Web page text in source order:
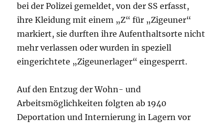
bei der Polizei gemeldet, von der SS erfasst,
ihre Kleidung mit einem „Z“ für „Zigeuner“
markiert, sie durften ihre Aufenthaltsorte nicht
mehr verlassen oder wurden in speziell
eingerichtete „Zigeunerlager“ eingesperrt.
Auf den Entzug der Wohn- und
Arbeitsmöglichkeiten folgten ab 1940
Deportation und Internierung in Lagern vor